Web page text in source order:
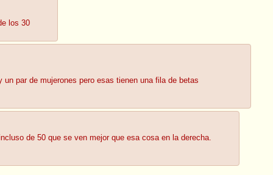
los 30
par de mujerones pero esas tienen una fila de betas
de 50 que se ven mejor que esa cosa en la derecha.